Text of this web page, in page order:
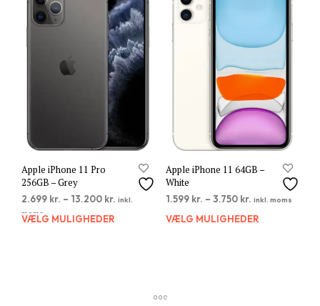
Mulighederne
vælges
Apple iPhone 11 Pro
256GB – Grey
2.699 kr. – 13.200 kr. inkl.
moms
VÆLG MULIGHEDER
Dette
Mulighederne
Apple iPhone 11 64GB –
White
1.599 kr. – 3.750 kr. inkl. moms
VÆLG MULIGHEDER